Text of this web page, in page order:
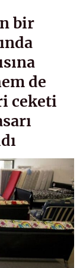
bir
de
ceketi